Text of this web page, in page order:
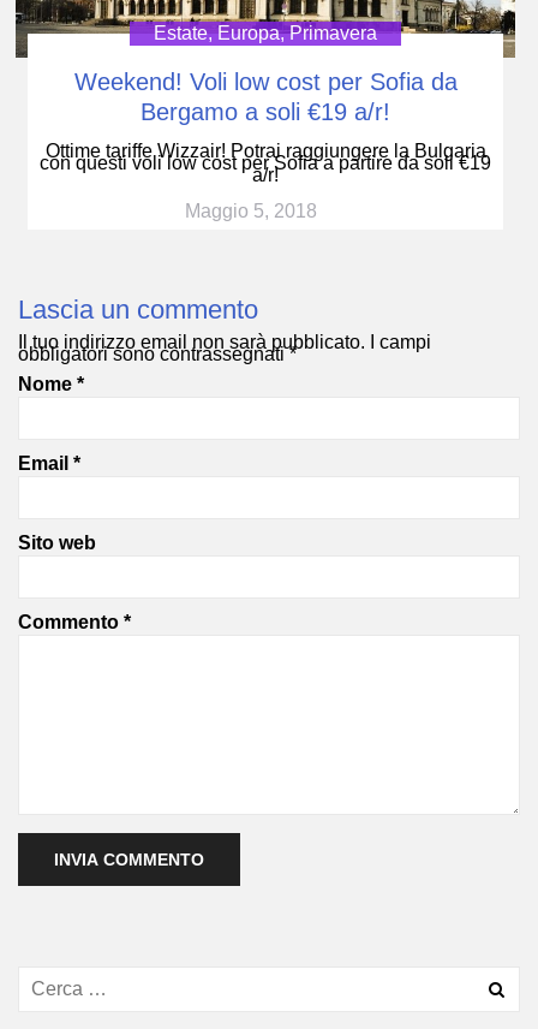
Estate,Europa,Primavera
Weekend! Voli low cost per Sofia da
Bergamo a soli €19 a/r!
Ottime tariffe Wizzair! Potrai raggiungere la Bulgaria
con questi voli low cost per Sofia a partire da soli €19
a/r!
Maggio 5, 2018
Lascia un commento
Il tuo indirizzo email non sarà pubblicato. I campi
obbligatori sono contrassegnati*
Nome *
Email *
Sito web
Commento *